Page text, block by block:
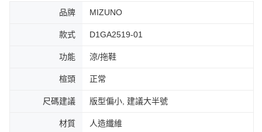
３．未成年的使用者請事先徵得法定代理人或監護人之同意方可使用
時審查核予不同之上限額度；若仍有額度不足之情形，本公司將視審查結果
５．嚴禁一人註冊多個帳號或使用他人資訊註冊。若發現惡意使用之情形，
恩沛科技股份有限公司將有權停止該用戶之使用額度並採取法律行動。
品牌 MIZUNO
款式 D1GA2519-01
功能 涼/拖鞋
楦頭 正常
尺碼建議 版型偏小, 建議大半號
材質 人造纖維